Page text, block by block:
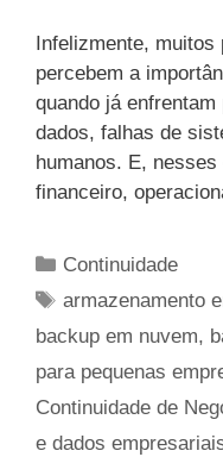
Infelizmente,
percebem a
quando já
dados, falhas de
humanos. E,
financeiro,
Categorias
Continuidade
Tags
armazenamento
backup em nuvem,
para pequenas
Continuidade de
e dados